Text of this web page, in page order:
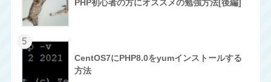
PHP初心者の方にオススメの勉強方法[後編]
5
CentOS7にPHP8.0をyumインストールする
方法